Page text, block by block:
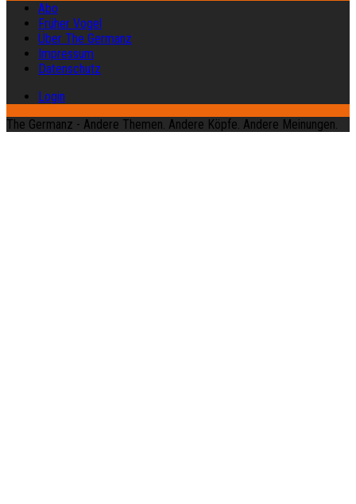
Abo
Früher Vogel
Über The Germanz
Impressum
Datenschutz
Login
The Germanz - Andere Themen. Andere Köpfe. Andere Meinungen.